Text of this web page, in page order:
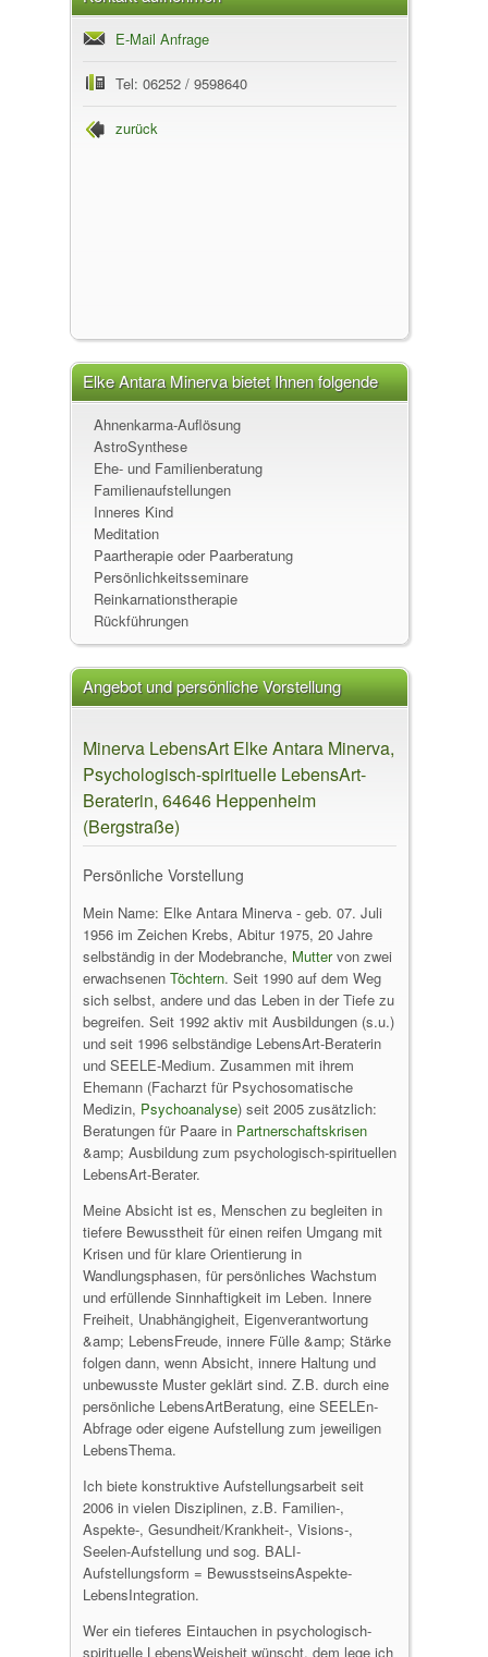
E-Mail Anfrage
Tel: 06252 / 9598640
zurück
Elke Antara Minerva bietet Ihnen folgende
Leistungen an
Ahnenkarma-Auflösung
AstroSynthese
Ehe- und Familienberatung
Familienaufstellungen
Inneres Kind
Meditation
Paartherapie oder Paarberatung
Persönlichkeitsseminare
Reinkarnationstherapie
Rückführungen
Angebot und persönliche Vorstellung
Minerva LebensArt Elke Antara Minerva,
Psychologisch-spirituelle LebensArt-
Beraterin, 64646 Heppenheim
(Bergstraße)
Persönliche Vorstellung
Mein Name: Elke Antara Minerva - geb. 07. Juli
1956 im Zeichen Krebs, Abitur 1975, 20 Jahre
selbständig in der Modebranche, Muttervon zwei
erwachsenen Töchtern. Seit 1990 auf dem Weg
sich selbst, andere und das Leben in der Tiefe zu
begreifen. Seit 1992 aktiv mit Ausbildungen (s.u.)
und seit 1996 selbständige LebensArt-Beraterin
und SEELE-Medium. Zusammen mit ihrem
Ehemann (Facharzt für Psychosomatische
Medizin, Psychoanalyse) seit 2005 zusätzlich:
Beratungen für Paare in Partnerschaftskrisen
&amp; Ausbildung zum psychologisch-spirituellen
LebensArt-Berater.
Meine Absicht ist es, Menschen zu begleiten in
tiefere Bewusstheit für einen reifen Umgang mit
Krisen und für klare Orientierung in
Wandlungsphasen, für persönliches Wachstum
und erfüllende Sinnhaftigkeit im Leben. Innere
Freiheit, Unabhängigheit, Eigenverantwortung
&amp; LebensFreude, innere Fülle &amp; Stärke
folgen dann, wenn Absicht, innere Haltung und
unbewusste Muster geklärt sind. Z.B. durch eine
persönliche LebensArtBeratung, eine SEELEn-
Abfrage oder eigene Aufstellung zum jeweiligen
LebensThema.
Ich biete konstruktive Aufstellungsarbeit seit
2006 in vielen Disziplinen, z.B. Familien-,
Aspekte-, Gesundheit/Krankheit-, Visions-,
Seelen-Aufstellung und sog. BALI-
Aufstellungsform = BewusstseinsAspekte-
LebensIntegration.
Wer ein tieferes Eintauchen in psychologisch-
spirituelle LebensWeisheit wünscht, dem lege ich